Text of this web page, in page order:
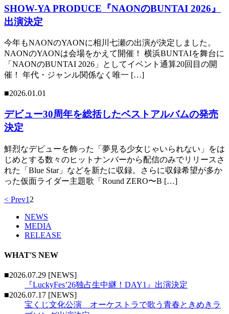
SHOW-YA PRODUCE『NAONのBUNTAI 2026』
出演決定
今年もNAONのYAONに相川七瀬の出演が決定しました。
NAONのYAONは会場をかえて開催！ 横浜BUNTAIを舞台に
「NAONのBUNTAI 2026」としてイベント通算20回目の開
催！ 年代・ジャンル関係なく唯一 […]
■2026.01.01
デビュー30周年を総括したベストアルバムの発売
決定
鮮烈なデビューを飾った「夢見る少女じゃいられない」をは
じめとする数々のヒットナンバーから配信のみでリリースさ
れた「Blue Star」などを新たに収録。さらに収録希望が多か
った仮面ライダー主題歌「Round ZERO〜B […]
< Prev1 2
NEWS
MEDIA
RELEASE
WHAT'S NEW
■2026.07.29 [NEWS]
『LuckyFes’26独占生中継！DAY1』出演決定
■2026.07.17 [NEWS]
宝くじ文化公演 オーケストラで歌う青春ときめきラ